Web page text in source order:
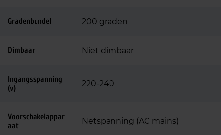
Gradenbundel 200 graden
Dimbaar Niet dimbaar
Ingangsspanning
(v)
220-240
Voorschakelappar
aat
Netspanning (AC mains)